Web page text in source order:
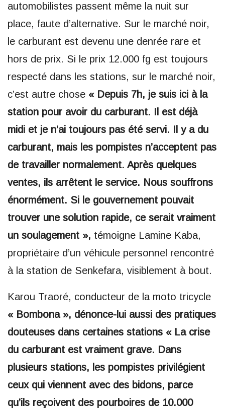
automobilistes passent même la nuit sur
place, faute d’alternative. Sur le marché noir,
le carburant est devenu une denrée rare et
hors de prix. Si le prix 12.000 fg est toujours
respecté dans les stations, sur le marché noir,
c’est autre chose « Depuis 7h, je suis ici à la
station pour avoir du carburant. Il est déjà
midi et je n’ai toujours pas été servi. Il y a du
carburant, mais les pompistes n’acceptent pas
de travailler normalement. Après quelques
ventes, ils arrêtent le service. Nous souffrons
énormément. Si le gouvernement pouvait
trouver une solution rapide, ce serait vraiment
un soulagement », témoigne Lamine Kaba,
propriétaire d’un véhicule personnel rencontré
à la station de Senkefara, visiblement à bout.
Karou Traoré, conducteur de la moto tricycle
« Bombona », dénonce-lui aussi des pratiques
douteuses dans certaines stations « La crise
du carburant est vraiment grave. Dans
plusieurs stations, les pompistes privilégient
ceux qui viennent avec des bidons, parce
qu’ils reçoivent des pourboires de 10.000